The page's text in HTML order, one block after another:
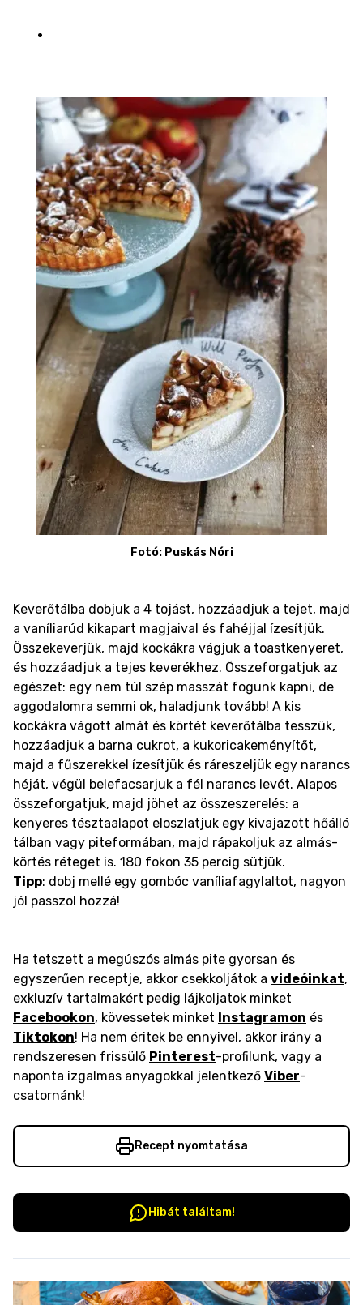
Fotó: Puskás Nóri
Keverőtálba dobjuk a 4 tojást, hozzáadjuk a tejet, majd
a vaníliarúd kikapart magjaival és fahéjjal ízesítjük.
Összekeverjük, majd kockákra vágjuk a toastkenyeret,
és hozzáadjuk a tejes keverékhez. Összeforgatjuk az
egészet: egy nem túl szép masszát fogunk kapni, de
aggodalomra semmi ok, haladjunk tovább! A kis
kockákra vágott almát és körtét keverőtálba tesszük,
hozzáadjuk a barna cukrot, a kukoricakeményítőt,
majd a fűszerekkel ízesítjük és ráreszeljük egy narancs
héját, végül belefacsarjuk a fél narancs levét. Alapos
összeforgatjuk, majd jöhet az összeszerelés: a
kenyeres tésztaalapot eloszlatjuk egy kivajazott hőálló
tálban vagy piteformában, majd rápakoljuk az almás-
körtés réteget is. 180 fokon 35 percig sütjük.
Tipp: dobj mellé egy gombóc vaníliafagylaltot, nagyon
jól passzol hozzá!
Ha tetszett a megúszós almás pite gyorsan és
egyszerűen receptje, akkor csekkoljátok a videóinkat,
exkluzív tartalmakért pedig lájkoljatok minket
Facebookon, kövessetek minket Instagramon és
Tiktokon! Ha nem éritek be ennyivel, akkor irány a
rendszeresen frissülő Pinterest-profilunk, vagy a
naponta izgalmas anyagokkal jelentkező Viber-
csatornánk!
Recept nyomtatása
Hibát találtam!